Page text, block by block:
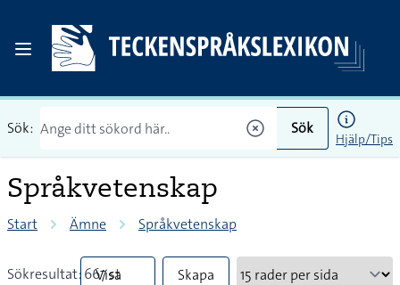
Sök: Sök
Hjälp/Tips
Språkvetenskap
Start Ämne Språkvetenskap
Sökresultat: 667 st
Visa
Skapa